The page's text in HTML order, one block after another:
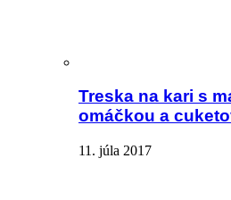
Treska na kari s
omáčkou a
11. júla 2017